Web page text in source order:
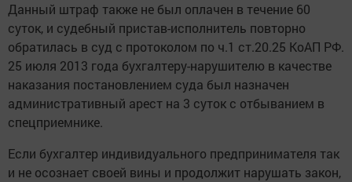
Данный штраф также не был оплачен в течение 60
суток, и судебный пристав-исполнитель повторно
обратилась в суд с протоколом по ч.1 ст.20.25 КоАП РФ.
25 июля 2013 года бухгалтеру-нарушителю в качестве
наказания постановлением суда был назначен
административный арест на 3 суток с отбыванием в
спецприемнике.
Если бухгалтер индивидуального предпринимателя так
и не осознает своей вины и продолжит нарушать закон,